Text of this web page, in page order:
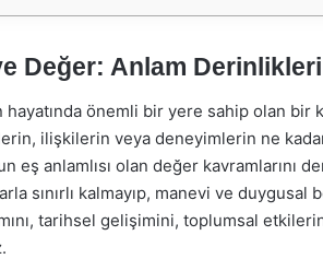
Değer: Anlam Derinlikleri
hayatında önemli bir yere sahip olan bir
ilişkilerin veya deneyimlerin ne
eş anlamlısı olan değer kavramlarını
sınırlı kalmayıp, manevi ve duygusal
tarihsel gelişimini, toplumsal